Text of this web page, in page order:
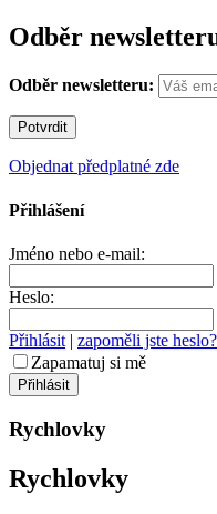
Odběr
Odběr newsletteru:
Objednat předplatné zde
Přihlášení
Jméno nebo e-mail:
Heslo:
Přihlásit | zapoměli jste heslo?
Zapamatuj si mě
Rychlovky
Rychlovky